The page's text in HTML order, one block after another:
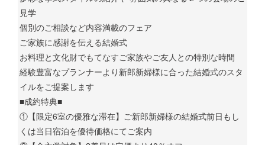
見学
個別のご相談など内容満載のフェア
ご家族に感謝を伝える結婚式
お料理と文化財でもてなすご家族やご友人との特別な時間
経験豊富なプランナーより新郎新婦様に合った結婚式のスタ
イルをご提案します
■成約特典■
①【限定6室の優雅な滞在】ご新郎新婦様の結婚式前日もし
くは当日宿泊を優待価格にてご案内